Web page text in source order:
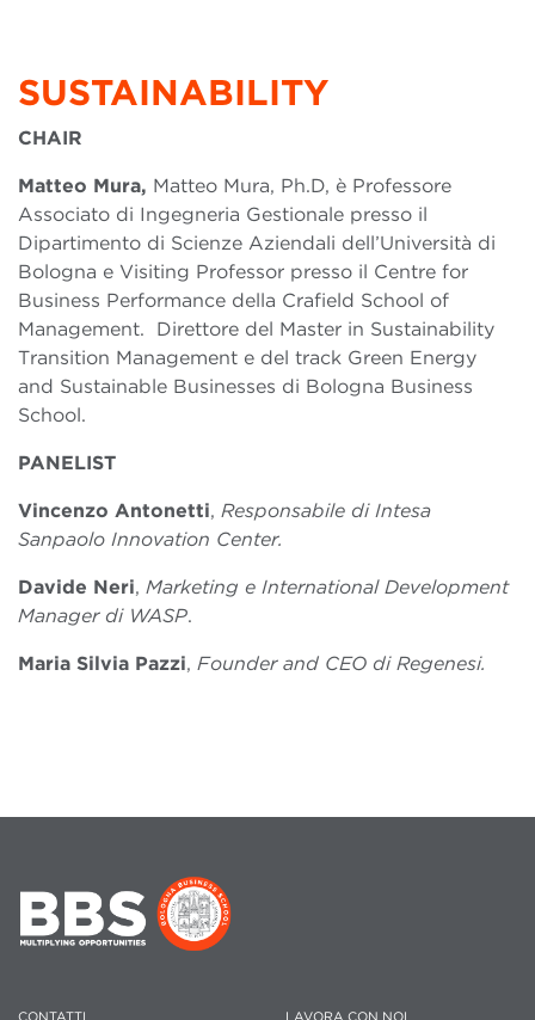
SUSTAINABILITY
CHAIR
Matteo Mura, Matteo Mura, Ph.D, è Professore
Associato di Ingegneria Gestionale presso il
Dipartimento di Scienze Aziendali dell’Università di
Bologna e Visiting Professor presso il Centre for
Business Performance della Crafield School of
Management. Direttore del Master in Sustainability
Transition Management e del track Green Energy
and Sustainable Businesses di Bologna Business
School.
PANELIST
Vincenzo Antonetti, Responsabile di Intesa
Sanpaolo Innovation Center.
Davide Neri, Marketing e International Development
Manager di WASP.
Maria Silvia Pazzi, Founder and CEO di Regenesi.
CONTATTI LAVORA CON NOI